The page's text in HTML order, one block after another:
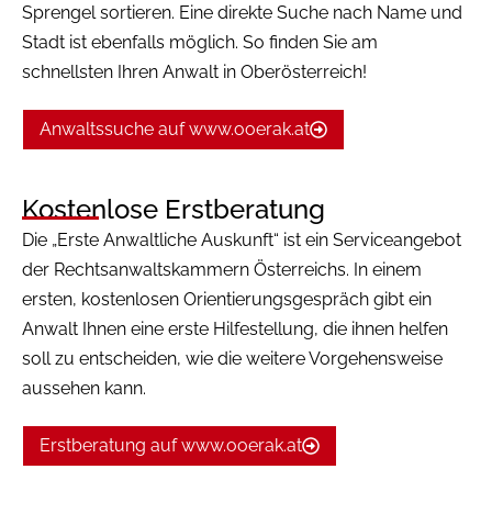
Sprengel sortieren. Eine direkte Suche nach Name und
Stadt ist ebenfalls möglich. So finden Sie am
schnellsten Ihren Anwalt in Oberösterreich!
Anwaltssuche auf www.ooerak.at
Kostenlose Erstberatung
Die „Erste Anwaltliche Auskunft“ ist ein Serviceangebot
der Rechtsanwaltskammern Österreichs. In einem
ersten, kostenlosen Orientierungsgespräch gibt ein
Anwalt Ihnen eine erste Hilfestellung, die ihnen helfen
soll zu entscheiden, wie die weitere Vorgehensweise
aussehen kann.
Erstberatung auf www.ooerak.at